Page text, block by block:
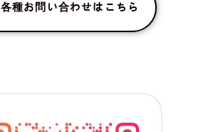
各種お問い合わせはこちら